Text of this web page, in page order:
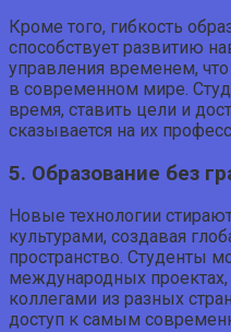
Кроме того, гибкость
способствует развитию
управления временем,
в современном мире.
время, ставить цели и
сказывается на их
5. Образование без
Новые технологии
культурами, создавая
пространство. Студенты
международных
коллегами из разных
доступ к самым